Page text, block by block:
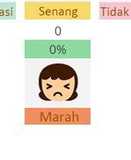
0
0%